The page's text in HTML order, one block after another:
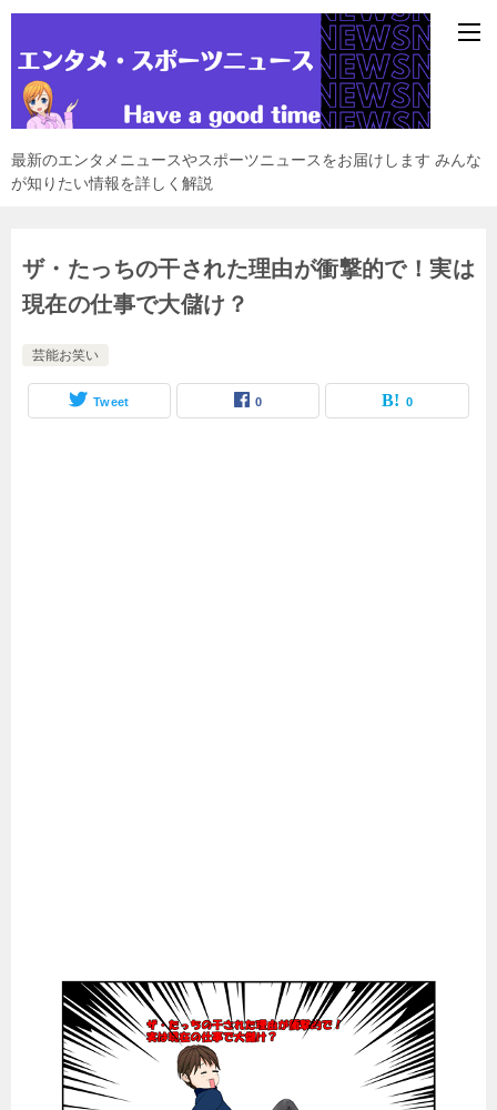
最新のエンタメニュースやスポーツニュースをお届けします みんな
が知りたい情報を詳しく解説
ザ・たっちの干された理由が衝撃的で！実は
現在の仕事で大儲け？
芸能お笑い
Tweet 0 0